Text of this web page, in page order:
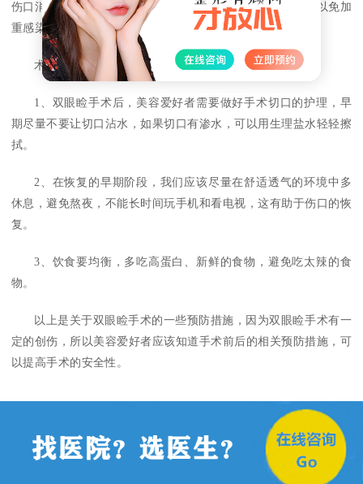
伤口消肿。平时要注意清淡饮食，避免吃辛辣刺激性食物，以免加
重感染。
术后注意事项：
1、双眼睑手术后，美容爱好者需要做好手术切口的护理，早
期尽量不要让切口沾水，如果切口有渗水，可以用生理盐水轻轻擦
拭。
2、在恢复的早期阶段，我们应该尽量在舒适透气的环境中多
休息，避免熬夜，不能长时间玩手机和看电视，这有助于伤口的恢
复。
3、饮食要均衡，多吃高蛋白、新鲜的食物，避免吃太辣的食
物。
以上是关于双眼睑手术的一些预防措施，因为双眼睑手术有一
定的创伤，所以美容爱好者应该知道手术前后的相关预防措施，可
以提高手术的安全性。